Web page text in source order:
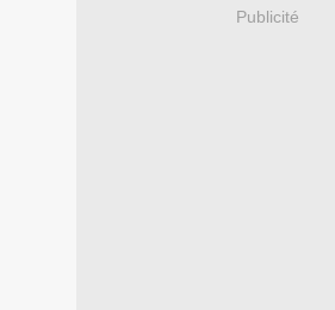
Publicité